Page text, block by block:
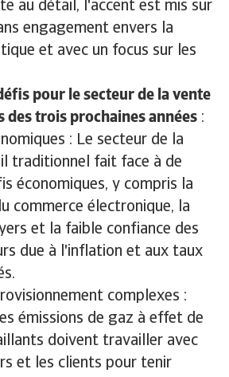
au détail, l'accent est mis sur
engagement envers la
et avec un focus sur les
pour le secteur de la vente
des trois prochaines années :
: Le secteur de la
traditionnel fait face à de
économiques, y compris la
commerce électronique, la
et la faible confiance des
due à l'inflation et aux taux
complexes :
émissions de gaz à effet de
doivent travailler avec
et les clients pour tenir